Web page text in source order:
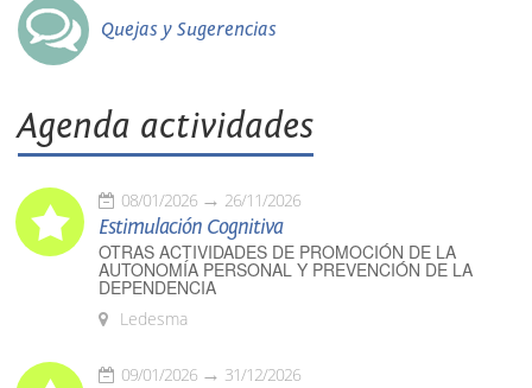
Quejas y Sugerencias
Agenda actividades
08/01/2026 26/11/2026
Estimulación Cognitiva
OTRAS ACTIVIDADES DE PROMOCIÓN DE LA
AUTONOMÍA PERSONAL Y PREVENCIÓN DE LA
DEPENDENCIA
Ledesma
09/01/2026 31/12/2026